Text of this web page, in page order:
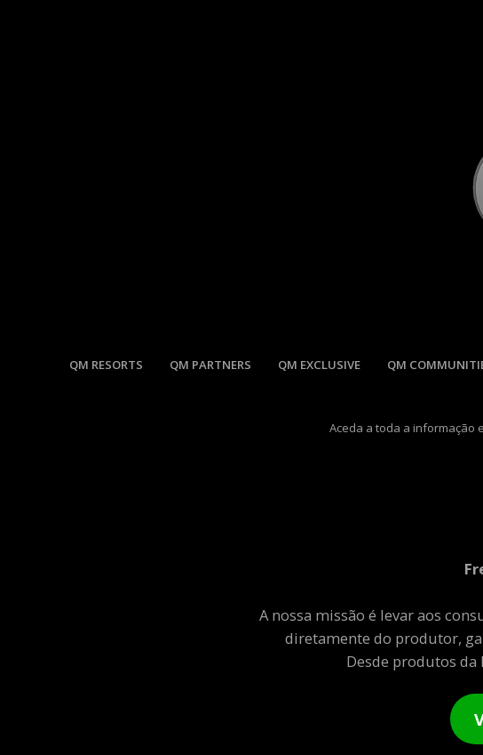
QM RESORTS QM PARTNERS QM EXCLUSIVE QM
Aceda a toda a informação
A nossa missão é levar aos
diretamente do produtor,
Desde produtos